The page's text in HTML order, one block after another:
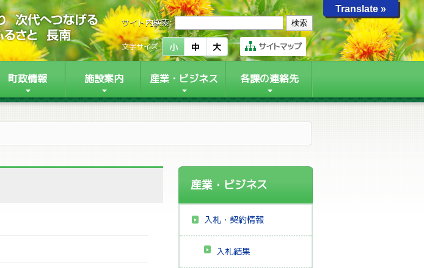
サイト内検索:
文字サイズ 小 中 大 サイトマップ
町政情報 施設案内 産業・ビジネス 各課の連絡先
産業・ビジネス
入札・契約情報
入札結果
Translate »